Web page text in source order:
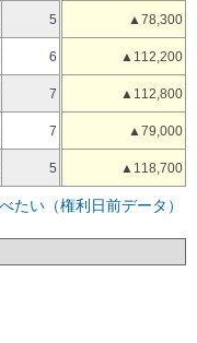
5 ▲78,300
6 ▲112,200
7 ▲112,800
7 ▲79,000
5 ▲118,700
たい（権利日前データ）